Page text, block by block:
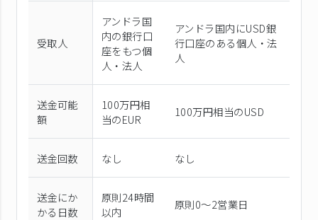
受取人
アンドラ国
内の銀行口
座をもつ個
人・法人
アンドラ国内にUSD銀
行口座のある個人・法
人
送金可能
額
100万円相
当のEUR
100万円相当のUSD
送金回数 なし なし
送金にか
かる日数
原則24時間
以内
原則0〜2営業日